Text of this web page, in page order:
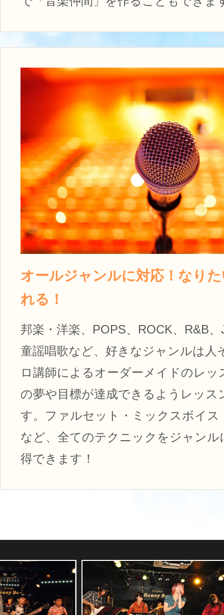
オールジャンルに対応！なり
れる！
邦楽・洋楽、POPS、ROCK、R&B
童謡唱歌など、好きなジャンルは人
ロ講師によるオーダーメイドのレッ
の夢や目標が達成できるようレッス
す。ファルセット・ミックスボイス
など、全てのテクニックをジャンル
得できます！